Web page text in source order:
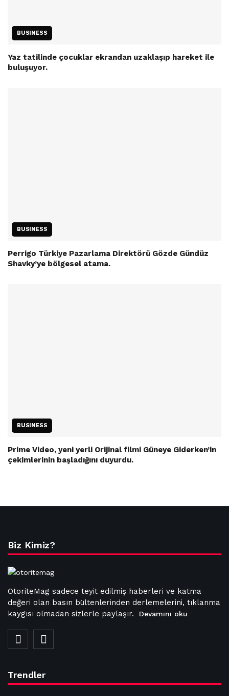
BUSINESS
Yaz tatilinde çocuklar ekrandan uzaklaşıp hareket ile
buluşuyor.
BUSINESS
Perrigo Türkiye Pazarlama Direktörü Gözde Gündüz
Shavky’ye bölgesel atama.
BUSINESS
Prime Video, yeni yerli Orijinal filmi Güneye Giderken’in
çekimlerinin başladığını duyurdu.
Biz Kimiz?
OtoriteMag sadece teyit edilmiş haberleri ve katma
değeri olan basın bültenlerinden derlemelerini, tıklanma
kaygısı olmadan sizlerle paylaşır.
Devamını oku
Trendler